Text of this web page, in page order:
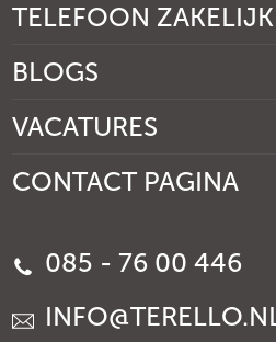
TELEFOON
BLOGS
VACATURES
CONTACT PAGINA
085 - 76 00 446